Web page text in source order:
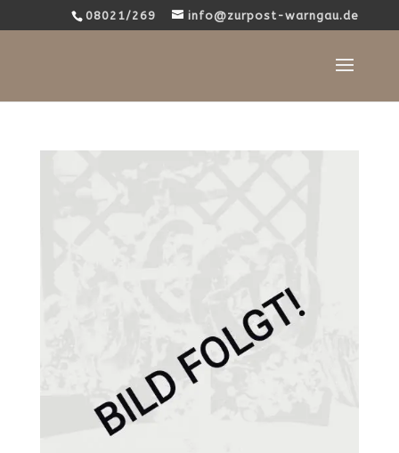
08021/269 info@zurpost-warngau.de